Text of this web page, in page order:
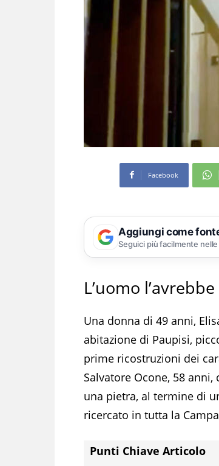
Facebook
Aggiungi come
Seguici più facilmente
L’uomo
Una donna di 49 anni,
abitazione di Paupisi,
prime ricostruzioni dei
Salvatore Ocone, 58
una pietra, al termine di
ricercato in tutta la
Punti Chiave Articolo